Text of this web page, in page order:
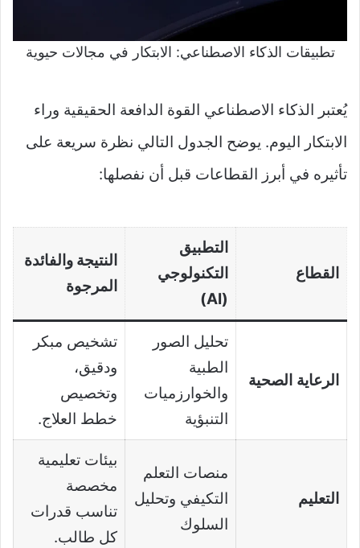
تطبيقات الذكاء الاصطناعي: الابتكار في مجالات حيوية
يُعتبر الذكاء الاصطناعي القوة الدافعة الحقيقية وراء
الابتكار اليوم. يوضح الجدول التالي نظرة سريعة على
تأثيره في أبرز القطاعات قبل أن نفصلها:
القطاع
التطبيق
التكنولوجي
(AI)
النتيجة والفائدة
المرجوة
الرعاية الصحية
تحليل الصور
الطبية
والخوارزميات
التنبؤية
تشخيص مبكر
ودقيق،
وتخصيص
خطط العلاج.
التعليم
منصات التعلم
التكيفي وتحليل
السلوك
بيئات تعليمية
مخصصة
تناسب قدرات
كل طالب.